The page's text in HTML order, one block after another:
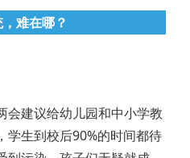
难在哪？
会建议给幼儿园和中小学教
学生到校后90%的时间都待